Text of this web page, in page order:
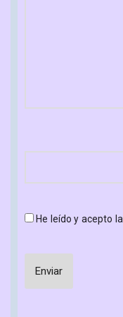
He leído y acepto la